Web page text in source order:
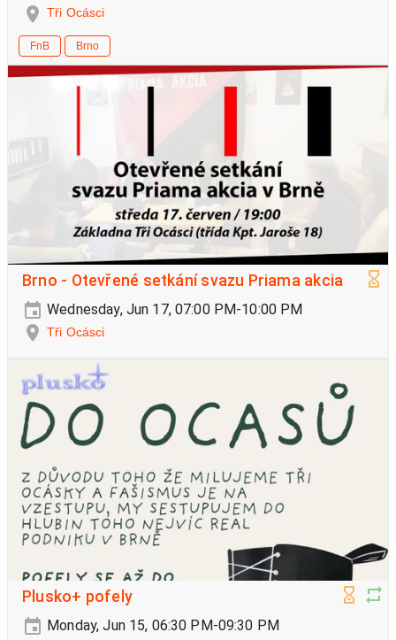
Tři Ocásci
FnB Brno
Brno - Otevřené setkání svazu Priama akcia
Wednesday, Jun 17, 07:00 PM-10:00 PM
Tři Ocásci
Plusko+ pofely
Monday, Jun 15, 06:30 PM-09:30 PM